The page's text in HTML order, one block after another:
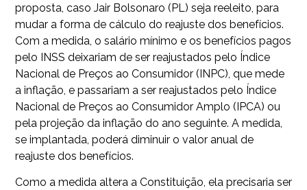
proposta, caso Jair Bolsonaro (PL) seja reeleito, para
mudar a forma de cálculo do reajuste dos benefícios.
Com a medida, o salário mínimo e os benefícios pagos
pelo INSS deixariam de ser reajustados pelo Índice
Nacional de Preços ao Consumidor (INPC), que mede
a inflação, e passariam a ser reajustados pelo Índice
Nacional de Preços ao Consumidor Amplo (IPCA) ou
pela projeção da inflação do ano seguinte. A medida,
se implantada, poderá diminuir o valor anual de
reajuste dos benefícios.
Como a medida altera a Constituição, ela precisaria ser